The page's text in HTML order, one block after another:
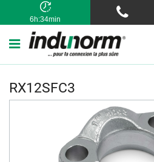
6h:34min
RX12SFC3